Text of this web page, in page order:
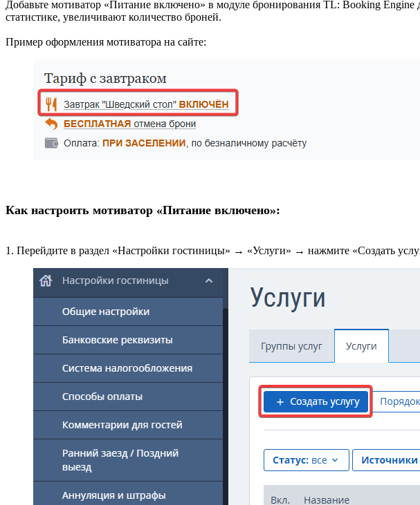
Добавьте мотиватор «Питание включено» в модуле бронирования TL: Booking
статистике, увеличивают количество броней.
Пример оформления мотиватора на сайте:
Как настроить мотиватор «Питание включено»:
1. Перейдите в раздел «Настройки гостиницы» → «Услуги» → нажмите «Создать